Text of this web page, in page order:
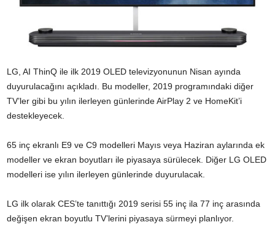
LG, AI ThinQ ile ilk 2019 OLED televizyonunun Nisan ayında
duyurulacağını açıkladı. Bu modeller, 2019 programındaki diğer
TV’ler gibi bu yılın ilerleyen günlerinde AirPlay 2 ve HomeKit’i
destekleyecek.
65 inç ekranlı E9 ve C9 modelleri Mayıs veya Haziran aylarında ek
modeller ve ekran boyutları ile piyasaya sürülecek. Diğer LG OLED
modelleri ise yılın ilerleyen günlerinde duyurulacak.
LG ilk olarak CES’te tanıttığı 2019 serisi 55 inç ila 77 inç arasında
değişen ekran boyutlu TV’lerini piyasaya sürmeyi planlıyor.